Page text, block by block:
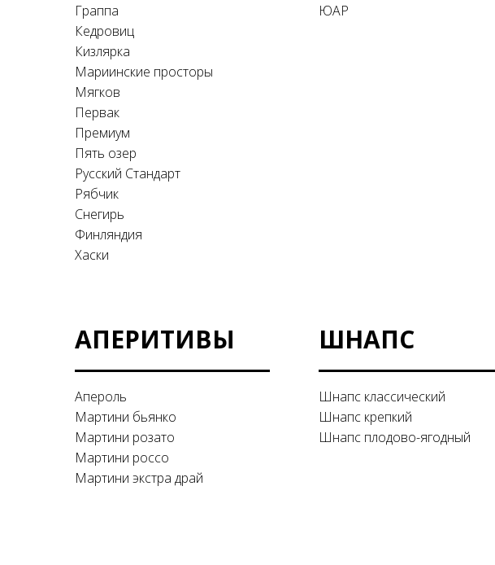
Граппа
Кедровиц
Кизлярка
Мариинские просторы
Мягков
Первак
Премиум
Пять озер
Русский Стандарт
Рябчик
Снегирь
Финляндия
Хаски
ЮАР
АПЕРИТИВЫ
Апероль
Мартини бьянко
Мартини розато
Мартини россо
Мартини экстра драй
ШНАПС
Шнапс классический
Шнапс крепкий
Шнапс плодово-ягодный